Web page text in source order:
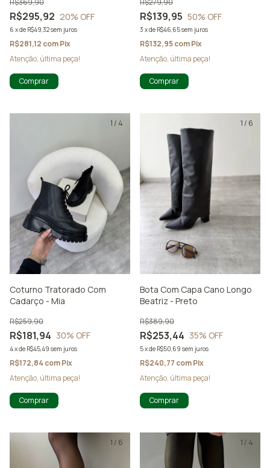
R$295,92
R$369,90
20% OFF
6 xde R$49,32sem juros
R$281,12 comPix
Atenção, última peça!
Comprar
R$139,95
R$279,90
50% OFF
3 xde R$46,65sem juros
R$132,95comPix
Atenção, última peça!
Comprar
1 / 4
Coturno Tratorado Com
Cadarço - Mia
R$181,94
R$259,90
30% OFF
4xde R$45,49 sem juros
R$172,84 comPix
Atenção, última peça!
Comprar
1/ 6
Bota Com Capa Cano Longo
Beatriz - Preto
R$253,44
R$389,90
35% OFF
5xde R$50,69 sem juros
R$240,77 comPix
Atenção, última peça!
Comprar
1 / 6 1 / 4